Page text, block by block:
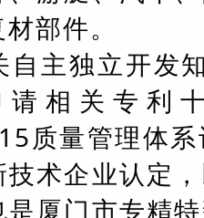
部件。
自主独立开发
请相关专利
质量管理体
术企业认定
厦门市专精